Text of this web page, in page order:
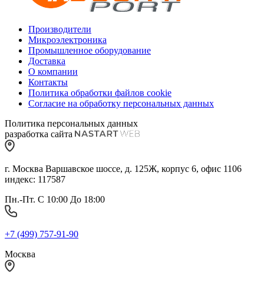
Производители
Микроэлектроника
Промышленное оборудование
Доставка
О компании
Контакты
Политика обработки файлов cookie
Согласие на обработку персональных данных
Политика персональных данных
разработка сайта
г. Москва Варшавское шоссе, д. 125Ж, корпус 6, офис 1106
индекс: 117587
Пн.-Пт. С 10:00 До 18:00
+7 (499) 757-91-90
Москва